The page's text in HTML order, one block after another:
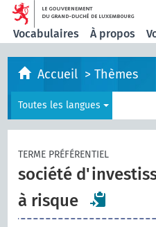
Vocabulaires À propos
Accueil >Thèmes
Toutes les langues
TERME PRÉFÉRENTIEL
société
à risque